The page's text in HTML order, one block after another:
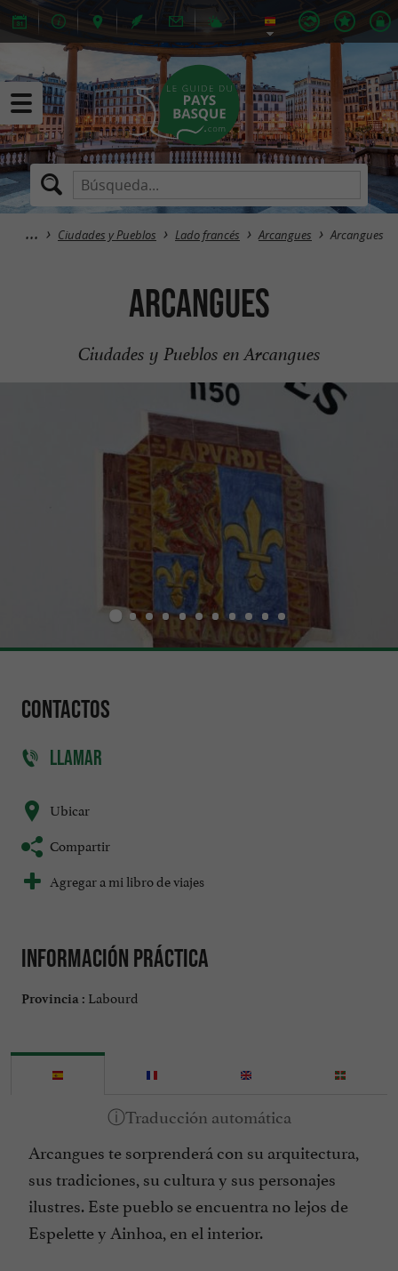
Ciudades y Pueblos Lado francés Arcangues Arcangues
Arcangues
Ciudades y Pueblos en Arcangues
Contactos
LLAMAR
Ubicar
Compartir
Agregar a mi libro de viajes
Información práctica
Provincia : Labourd
Arcangues te sorprenderá con su arquitectura,
sus tradiciones, su cultura y sus personajes
ilustres. Este pueblo se encuentra no lejos de
Espelette y Ainhoa, en el interior.